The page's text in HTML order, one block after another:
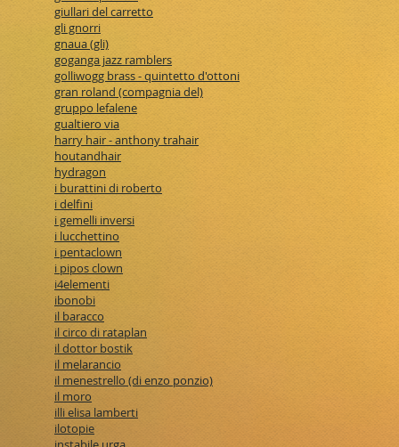
giullari del carretto
gli gnorri
gnaua (gli)
goganga jazz ramblers
golliwogg brass - quintetto d'ottoni
gran roland (compagnia del)
gruppo lefalene
gualtiero via
harry hair - anthony trahair
houtandhair
hydragon
i burattini di roberto
i delfini
i gemelli inversi
i lucchettino
i pentaclown
i pipos clown
i4elementi
ibonobi
il baracco
il circo di rataplan
il dottor bostik
il melarancio
il menestrello (di enzo ponzio)
il moro
illi elisa lamberti
ilotopie